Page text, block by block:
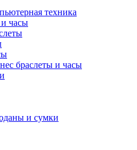
техника
часы
браслеты и часы
и сумки